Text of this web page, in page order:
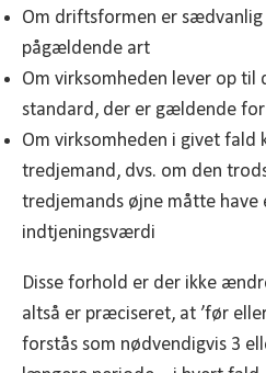
Om driftsformen er
pågældende art
Om virksomheden lever op til
standard, der er gældende
Om virksomheden i givet fald
tredjemand, dvs. om den
tredjemands øjne måtte have
indtjeningsværdi
Disse forhold er der ikke
altså er præciseret, at ’før
forstås som nødvendigvis 3